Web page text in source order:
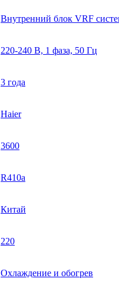
Внутренний блок VRF
220-240 В, 1 фаза, 50 Гц
3 года
Haier
3600
R410a
Китай
220
Охлаждение и обогрев